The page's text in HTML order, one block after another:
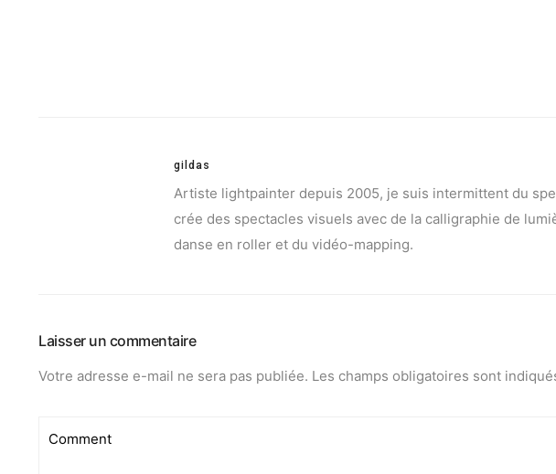
gildas
Artiste lightpainter depuis 2005, je suis intermittent du
crée des spectacles visuels avec de la calligraphie de
danse en roller et du vidéo-mapping.
Laisser un commentaire
Votre adresse e-mail ne sera pas publiée. Les champs obligatoires sont